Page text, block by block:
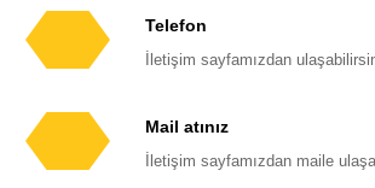
Telefon
İletişim sayfamızdan
Mail atınız
İletişim sayfamızdan maile